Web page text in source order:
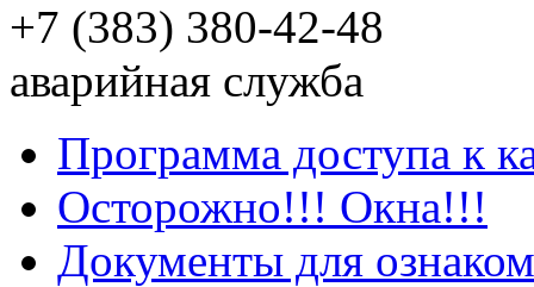
+7 (383) 380-42-48
аварийная служба
Программа доступа к
Осторожно!!! Окна!!!
Документы для